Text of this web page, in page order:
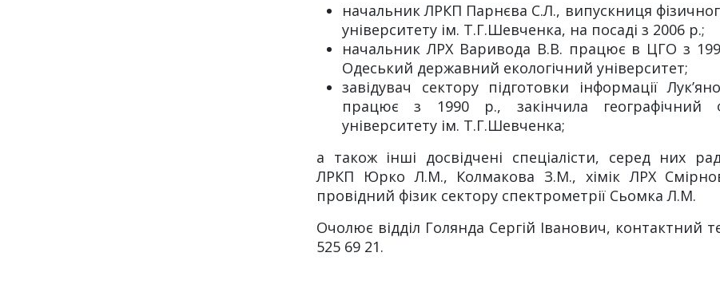
начальник ЛРКП Парнєва С.Л., випускниця
університету ім. Т.Г.Шевченка, на посаді з 2006 р.;
начальник ЛРХ Варивода В.В. працює в ЦГО з
Одеський державний екологічний університет;
завідувач сектору підготовки інформації
працює з 1990 р., закінчила географічний
університету ім. Т.Г.Шевченка;
а також інші досвідчені спеціалісти, серед них
ЛРКП Юрко Л.М., Колмакова З.М., хімік ЛРХ
провідний фізик сектору спектрометрії Сьомка Л.М.
Очолює відділ Голянда Сергій Іванович, контактний
525 69 21.